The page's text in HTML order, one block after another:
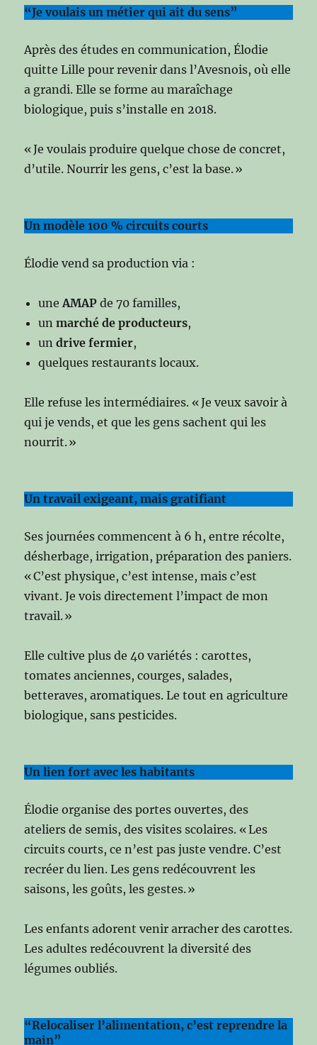
“Je voulais un métier qui ait du sens”
Après des études en communication, Élodie
quitte Lille pour revenir dans l’Avesnois, où elle
a grandi. Elle se forme au maraîchage
biologique, puis s’installe en 2018.
« Je voulais produire quelque chose de concret,
d’utile. Nourrir les gens, c’est la base. »
Un modèle 100 % circuits courts
Élodie vend sa production via :
uneAMAP de 70 familles,
unmarché de producteurs,
undrive fermier,
quelques restaurants locaux.
Elle refuse les intermédiaires. « Je veux savoir à
qui je vends, et que les gens sachent qui les
nourrit. »
Un travail exigeant, mais gratifiant
Ses journées commencent à 6 h, entre récolte,
désherbage, irrigation, préparation des paniers.
« C’est physique, c’est intense, mais c’est
vivant. Je vois directement l’impact de mon
travail. »
Elle cultive plus de 40 variétés : carottes,
tomates anciennes, courges, salades,
betteraves, aromatiques. Le tout en agriculture
biologique, sans pesticides.
Un lien fort avec les habitants
Élodie organise des portes ouvertes, des
ateliers de semis, des visites scolaires. « Les
circuits courts, ce n’est pas juste vendre. C’est
recréer du lien. Les gens redécouvrent les
saisons, les goûts, les gestes. »
Les enfants adorent venir arracher des carottes.
Les adultes redécouvrent la diversité des
légumes oubliés.
“Relocaliser l’alimentation, c’est reprendre la
main”